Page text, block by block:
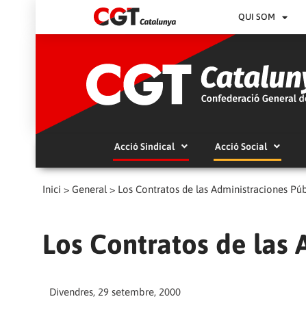
QUI SOM
Acció Sindical Acció Social
Inici > General > Los Contratos de las Administraciones
Los Contratos de las
Divendres, 29 setembre, 2000